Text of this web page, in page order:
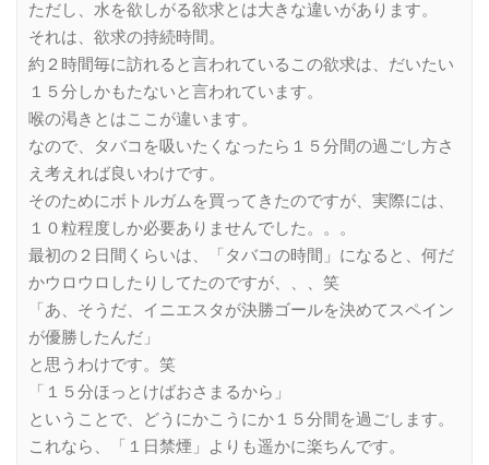
ただし、水を欲しがる欲求とは大きな違いがあります。
それは、欲求の持続時間。
約２時間毎に訪れると言われているこの欲求は、だいたい
１５分しかもたないと言われています。
喉の渇きとはここが違います。
なので、タバコを吸いたくなったら１５分間の過ごし方さ
え考えれば良いわけです。
そのためにボトルガムを買ってきたのですが、実際には、
１０粒程度しか必要ありませんでした。。。
最初の２日間くらいは、「タバコの時間」になると、何だ
かウロウロしたりしてたのですが、、、笑
「あ、そうだ、イニエスタが決勝ゴールを決めてスペイン
が優勝したんだ」
と思うわけです。笑
「１５分ほっとけばおさまるから」
ということで、どうにかこうにか１５分間を過ごします。
これなら、「１日禁煙」よりも遥かに楽ちんです。